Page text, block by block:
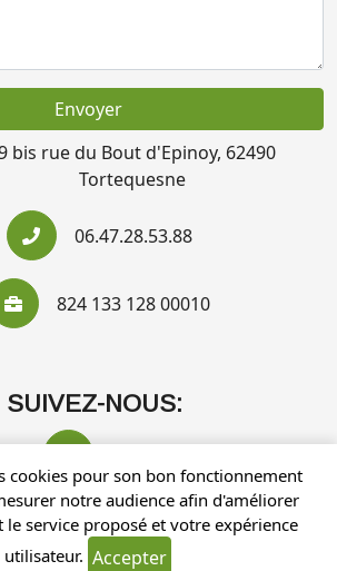
Envoyer
bis rue du Bout d'Epinoy, 62490
Tortequesne
06.47.28.53.88
824 133 128 00010
SUIVEZ-NOUS:
Recherches fréquentes
cookies pour son bon fonctionnement
notre audience afin d'améliorer
service proposé et votre expérience
utilisateur. Accepter